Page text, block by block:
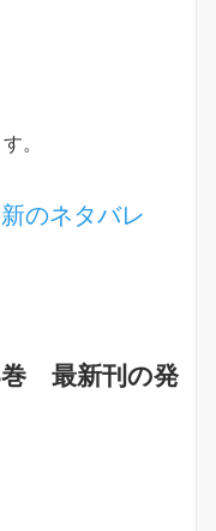
。
のネタバレ
巻 最新刊の発